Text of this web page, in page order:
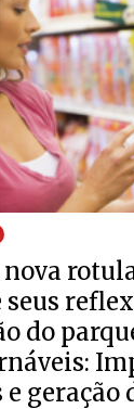
nova
do
geração